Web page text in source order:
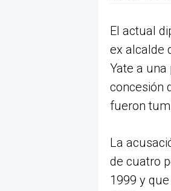
El actual
ex alcalde
Yate a
concesión
fueron
La
de cuatro
1999 y